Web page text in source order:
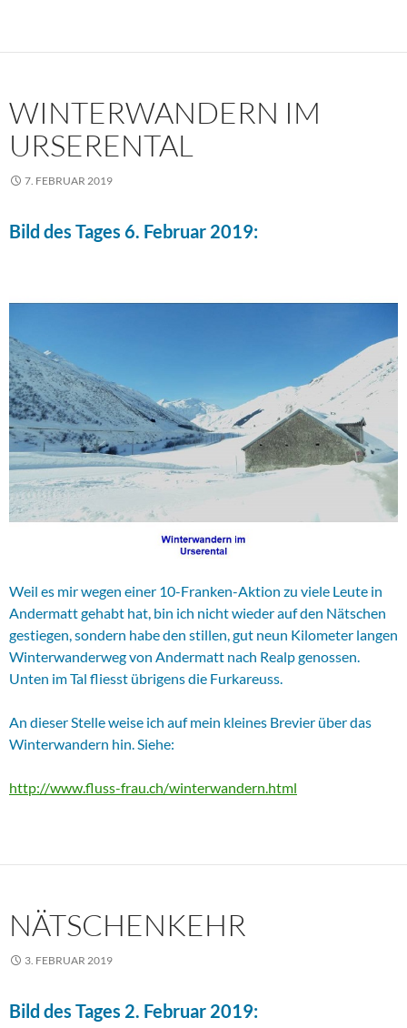
WINTERWANDERN IM
URSERENTAL
7. FEBRUAR 2019
Bild des Tages 6. Februar 2019:
Weil es mir wegen einer 10-Franken-Aktion zu viele Leute in
Andermatt gehabt hat, bin ich nicht wieder auf den Nätschen
gestiegen, sondern habe den stillen, gut neun Kilometer langen
Winterwanderweg von Andermatt nach Realp genossen.
Unten im Tal fliesst übrigens die Furkareuss.
An dieser Stelle weise ich auf mein kleines Brevier über das
Winterwandern hin. Siehe:
http://www.fluss-frau.ch/winterwandern.html
NÄTSCHENKEHR
3. FEBRUAR 2019
Bild des Tages 2. Februar 2019: